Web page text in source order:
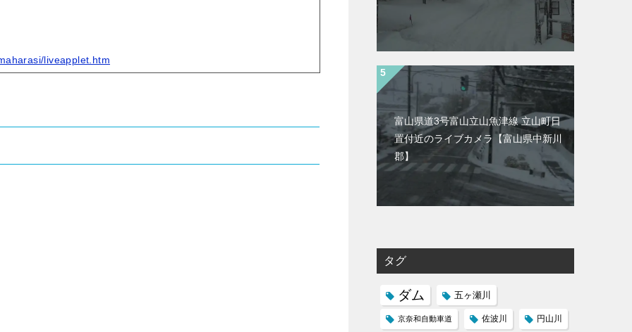
liveapplet.htm
富山県道3号富山立山魚津線 立山町日
置付近のライブカメラ【富山県中新川
郡】
タグ
ダム 五ヶ瀬川
京奈和自動車道 佐波川 円山川